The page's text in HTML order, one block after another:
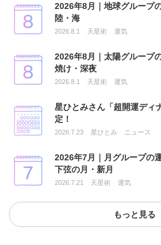
2026年8月｜地球グループ
陸・海
2026.8.1 天星術 運気
2026年8月｜太陽グループ
焼け・深夜
2026.8.1 天星術 運気
星ひとみさん「超開運ディ
定！
2026.7.23 星ひとみ ニュース
2026年7月｜月グループの
下弦の月・新月
2026.7.21 天星術 運気
もっと見る